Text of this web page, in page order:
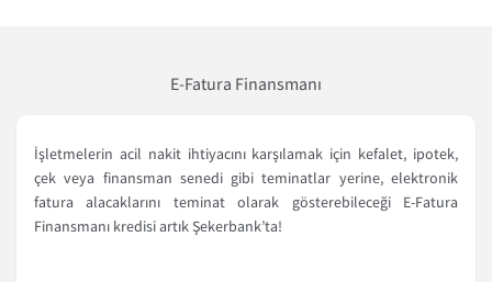
E-Fatura Finansmanı
İşletmelerin acil nakit ihtiyacını karşılamak için kefalet, ipotek,
çek veya finansman senedi gibi teminatlar yerine, elektronik
fatura alacaklarını teminat olarak gösterebileceği E-Fatura
Finansmanı kredisi artık Şekerbank’ta!